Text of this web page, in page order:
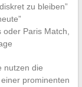
zu bleiben”
Paris Match,
nutzen die
prominenten